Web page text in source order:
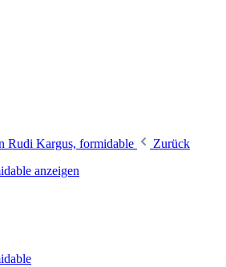
Rudi Kargus, formidable
Zurück
anzeigen